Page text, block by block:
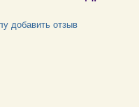
добавить отзыв